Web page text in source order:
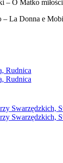
– O Matko
– La Donna e
Rudnica
Rudnica
Swarzędzkich,
Swarzędzkich,